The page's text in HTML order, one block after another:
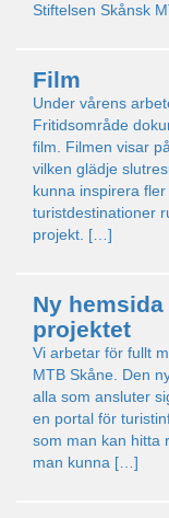
Stiftelsen Skånsk
Film
Under vårens
Fritidsområde
film. Filmen visar
vilken glädje
kunna inspirera
turistdestinationer
projekt. […]
Ny
projektet
Vi arbetar för fullt
MTB Skåne. Den
alla som ansluter
en portal för
som man kan hitta
man kunna […]